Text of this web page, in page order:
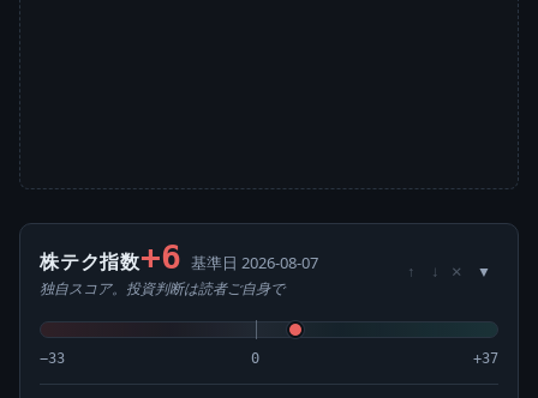
株テク指数+6 基準日 2026-08-07
独自スコア。投資判断は読者ご自身で
↑ ↓ ×
−33 0 +37